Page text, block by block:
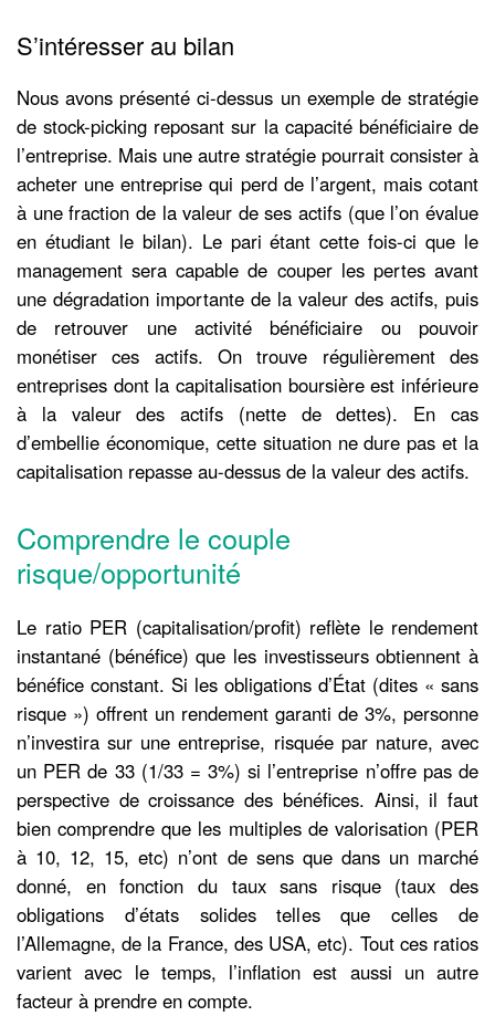
S’intéresser au bilan
Nous avons présenté ci-dessus un exemple de stratégie
de stock-picking reposant sur la capacité bénéficiaire de
l’entreprise. Mais une autre stratégie pourrait consister à
acheter une entreprise qui perd de l’argent, mais cotant
à une fraction de la valeur de ses actifs (que l’on évalue
en étudiant le bilan). Le pari étant cette fois-ci que le
management sera capable de couper les pertes avant
une dégradation importante de la valeur des actifs, puis
de retrouver une activité bénéficiaire ou pouvoir
monétiser ces actifs. On trouve régulièrement des
entreprises dont la capitalisation boursière est inférieure
à la valeur des actifs (nette de dettes). En cas
d’embellie économique, cette situation ne dure pas et la
capitalisation repasse au-dessus de la valeur des actifs.
Comprendre le couple
risque/opportunité
Le ratio PER (capitalisation/profit) reflète le rendement
instantané (bénéfice) que les investisseurs obtiennent à
bénéfice constant. Si les obligations d’État (dites « sans
risque ») offrent un rendement garanti de 3%, personne
n’investira sur une entreprise, risquée par nature, avec
un PER de 33 (1/33 = 3%) si l’entreprise n’offre pas de
perspective de croissance des bénéfices. Ainsi, il faut
bien comprendre que les multiples de valorisation (PER
à 10, 12, 15, etc) n’ont de sens que dans un marché
donné, en fonction du taux sans risque (taux des
obligations d’états solides telles que celles de
l’Allemagne, de la France, des USA, etc). Tout ces ratios
varient avec le temps, l’inflation est aussi un autre
facteur à prendre en compte.